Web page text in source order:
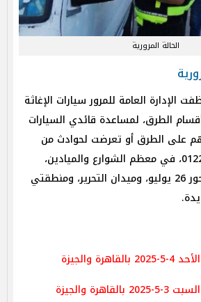
الحالة المرورية
الإدارة العامة للمرور سيارات الإغاثة
الطرق، لمساعدة قائدي السيارات
على الطرق أو تعرضت لحوادث من
خلال الرقم 01221110000، في معظم الشوارع والميادين،
والطريق الدائري، ومحور 26 يوليو، وميدان التحرير، ومنطقتي
والجيزة
والجيزة